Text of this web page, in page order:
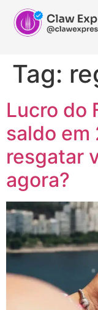
Tag:
Lucro do
saldo em
resgatar
agora?